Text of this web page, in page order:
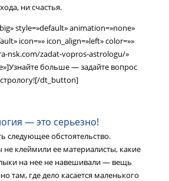
ни счастья.
style=»default» animation=»none»
icon=»» icon_align=»left» color=»»
nsk.com/zadat-vopros-astrologu/»
больше — задайте вопрос
dt_button]
— это серьезно!
следующее обстоятельство.
не клеймили ее материалисты, какие
на нее не навешивали — вещь
там, где дело касается маленького